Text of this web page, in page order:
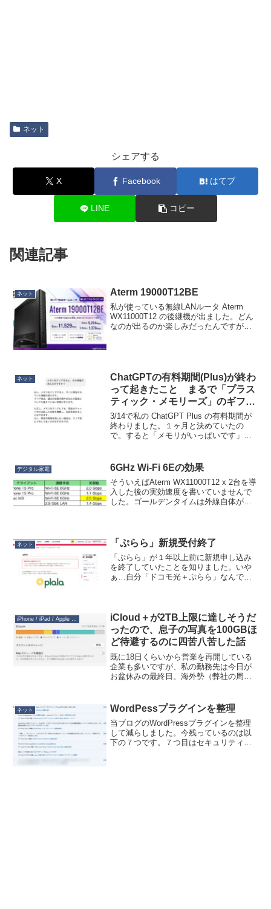
ネット
シェアする
X Facebook はてブ
LINE コピー
関連記事
ネット Aterm 19000T12BE
私が使っている無線LANルータ Aterm
WX11000T12 の後継機が出ました。どん
なのが出るのか楽しみだったんですが、
ネット
ChatGPTの有料期間(Plus)が終わ
って起きたこと まるで「プラス
ティック・メモリーズ」のギフテ
ィア
3/14で私の ChatGPT Plus の有料期間が
終わりました。１ヶ月と決めていたの
で。すると「メモリがいっぱいです」と
もメモリがいっぱいになると、私に関
デジタル家電 6GHz Wi-Fi 6Eの効果
そういえばAterm WX11000T12 x 2台を導
入した後の実効速度を書いていませんで
した。ゴールデンタイムは外線自体が遅
ネット 「ぷらら」新規受付終了
「ぷらら」が１年以上前に新規申し込み
を終了していたことを知りました。いや
ぁ…自分「ドコモ光＋ぷらら」なんです
る時には、なんらかの乗り...
iPhone / iPad / Apple Watch
iCloud＋が2TB上限に達しそうだ
ったので、息子の写真を100GBほ
ど待避するのに四苦八苦した話
既に18日くらいから営業を再開している
企業も多いですが、私の勤務先は今日が
お盆休みの最終日。海外勢（弊社の周
の相互理解が進むのはいいことだと思い
ま...
ネット WordPessプラグインを整理
当ブログのWordPressプラグインを整理
して減らしました。今残っているのは以
下の７つです。７つ目はセキュリティ関